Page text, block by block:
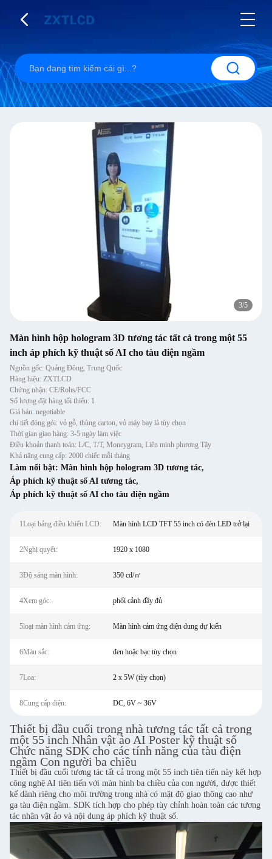
3/5
Màn hình hộp hologram 3D tương tác tất cả trong một 55
inch áp phích kỹ thuật số AI cho tàu điện ngầm
Nguồn gốc: Quảng Đông, Trung Quốc
Hàng hiệu: ZXTLCD
Chứng nhận: CE/Rohs/FCC
Số lượng đặt hàng tối thiểu: 1
Giá bán: negotiable
chi tiết đóng gói: vỏ gỗ, thùng carton, vỏ máy bay là tùy chọn
Thời gian giao hàng: 3-5 ngày làm việc
Điều khoản thanh toán: L/C, T/T, Moneygram, Liên minh phương Tây
Khả năng cung cấp: 2000 chiếc mỗi tháng
Làm nổi bật: Màn hình hộp hologram 3D tương tác,
Áp phích kỹ thuật số AI tương tác,
Áp phích kỹ thuật số AI cho tàu điện ngầm
1Loại bảng điều khiển LCD: Màn hình LCD TFT 55 inch có đèn LED trở lại
2Nghị quyết: 1920 x 1080
3Độ sáng màn hình: 350 cd/㎡
4Xem góc: phối cảnh đầy đủ
5loại màn hình cảm ứng: Màn hình cảm ứng điện dung dự kiến
6Màu sắc: đen hoặc bạc tùy chọn
7Loa: 2 x 5W (tùy chọn)
8Cung cấp điện: DC, 6V ~ 36V
Thiết bị đầu cuối trong nhà tương tác tất cả trong
một 55 inch Nhân vật ảo AI Poster kỹ thuật số
Chức năng SDK cho các tính năng của tàu điện
ngầm Con người ba chiều
Thiết bị đầu cuối tương tác tất cả trong một 55 inch tiên tiến này kết hợp
công nghệ AI tiên tiến với màn hình ba chiều của con người, được thiết
kế dành riêng cho môi trường trong nhà có mật độ giao thông cao như
ga tàu điện ngầm. SDK tích hợp cho phép tùy chỉnh hoàn toàn các tương
tác nhân vật ảo và nội dung áp phích kỹ thuật số.